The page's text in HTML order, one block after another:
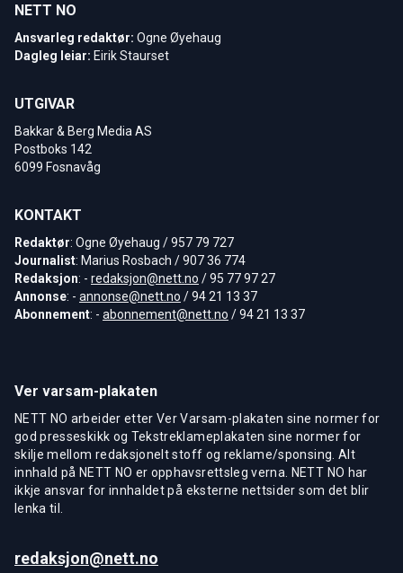
NETT NO
Ansvarleg redaktør: Ogne Øyehaug
Dagleg leiar: Eirik Staurset
UTGIVAR
Bakkar & Berg Media AS
Postboks 142
6099 Fosnavåg
KONTAKT
Redaktør: Ogne Øyehaug / 957 79 727
Journalist: Marius Rosbach / 907 36 774
Redaksjon: - redaksjon@nett.no / 95 77 97 27
Annonse: - annonse@nett.no / 94 21 13 37
Abonnement: - abonnement@nett.no / 94 21 13 37
Ver varsam-plakaten
NETT NO arbeider etter Ver Varsam-plakaten sine normer for
god presseskikk og Tekstreklameplakaten sine normer for
skilje mellom redaksjonelt stoff og reklame/sponsing. Alt
innhald på NETT NO er opphavsrettsleg verna. NETT NO har
ikkje ansvar for innhaldet på eksterne nettsider som det blir
lenka til.
redaksjon@nett.no